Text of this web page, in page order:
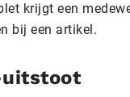
krijgt een
bij een artikel.
uitstoot